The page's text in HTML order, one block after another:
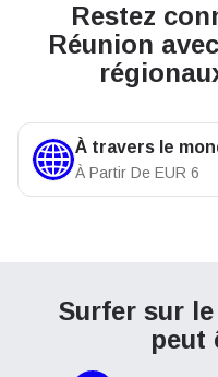
Restez
Réunion
À travers le
À Partir De EUR 6
Surfer sur
peut